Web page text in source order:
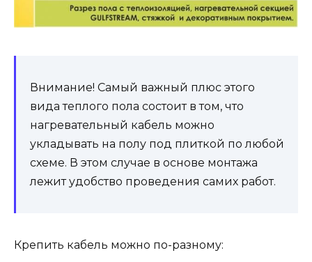
Внимание! Самый важный плюс этого
вида теплого пола состоит в том, что
нагревательный кабель можно
укладывать на полу под плиткой по любой
схеме. В этом случае в основе монтажа
лежит удобство проведения самих работ.
Крепить кабель можно по-разному: